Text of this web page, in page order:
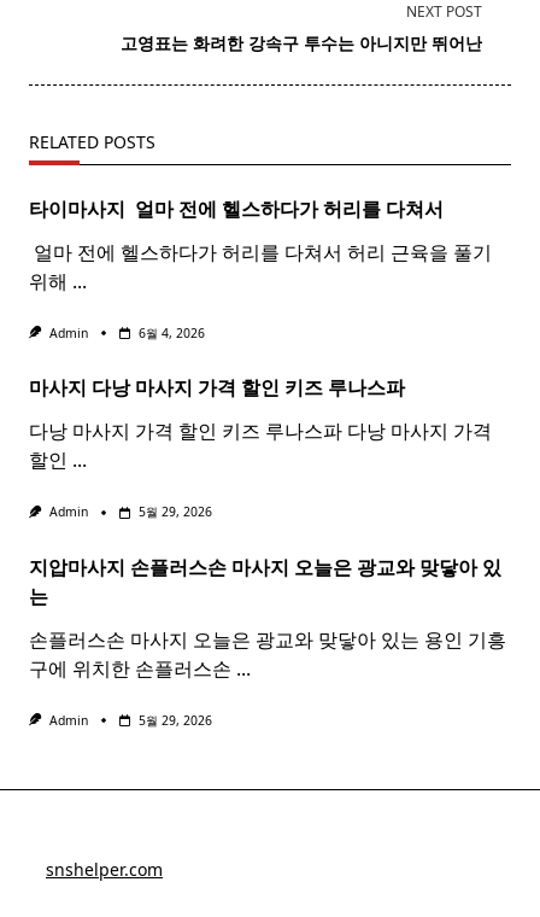
text">Page</span>
NEXT POST
고영표는 화려한 강속구 투수는 아니지만 뛰어난
RELATED POSTS
타이마사지 ​ 얼마 전에 헬스하다가 허리를 다쳐서
​ 얼마 전에 헬스하다가 허리를 다쳐서 허리 근육을 풀기
위해 ...
Admin 6월 4, 2026
마사지 다낭마사지 가격 할인 키즈 루나스파
다낭 마사지 가격 할인 키즈 루나스파 다낭 마사지 가격
할인 ...
Admin 5월 29, 2026
지압마사지 손플러스손 마사지 오늘은 광교와 맞닿아 있
는
손플러스손 마사지 오늘은 광교와 맞닿아 있는 용인 기흥
구에 위치한 손플러스손 ...
Admin 5월 29, 2026
snshelper.com